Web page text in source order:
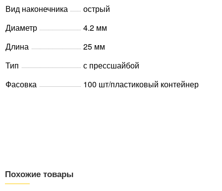
Вид наконечника
острый
Диаметр
4.2 мм
Длина
25 мм
Тип
с прессшайбой
Фасовка
100 шт/пластиковый контейнер
Похожие товары